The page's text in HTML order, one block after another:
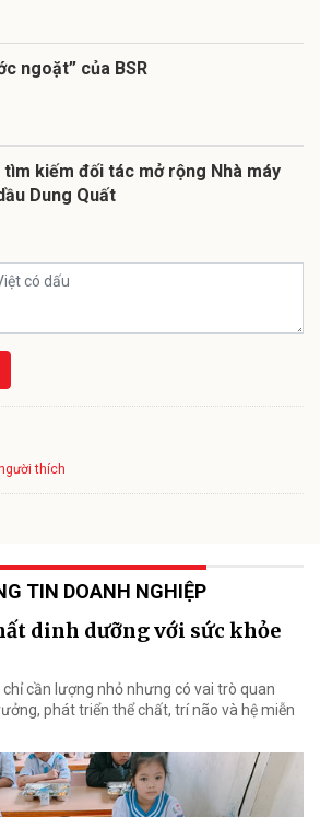
ngoặt” của BSR
tìm kiếm đối tác mở rộng Nhà máy
Dung Quất
thích
TIN DOANH NGHIỆP
dinh dưỡng với sức khỏe
cần lượng nhỏ nhưng có vai trò quan
phát triển thể chất, trí não và hệ miễn